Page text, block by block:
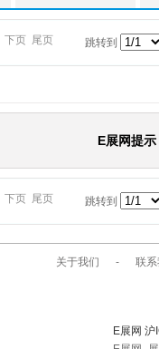
下页 尾页 跳转到
E展网提示
下页 尾页 跳转到
关于我们 - 联系
E展网